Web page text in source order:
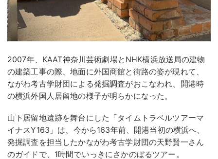
2007年、KAAT神奈川芸術劇場とNHK横浜放送局の建物
の建築工事の際、地面に外国商館と街路の姿が現れて、
ながわ考古学財団による発掘調査がおこなわれ、開港時
の横浜外国人居留地の様子が明らかになった。
山下居留地遺跡を舞台にした「タイムトラベルツアーマ
イナスY163」は、今から163年前、開港当初の横浜へ、
発掘調査を担当したかながわ考古学財団の天野賢一さん
のガイドで、1時間でいっきにさかのぼるツアー。